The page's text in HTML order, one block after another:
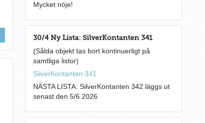
Mycket nöje!
30/4 Ny Lista: SilverKontanten 341
(Sålda objekt tas bort kontinuerligt på
samtliga listor)
SilverKontanten 341
NÄSTA LISTA: SilverKontanten 342 läggs ut
senast den 5/6 2026